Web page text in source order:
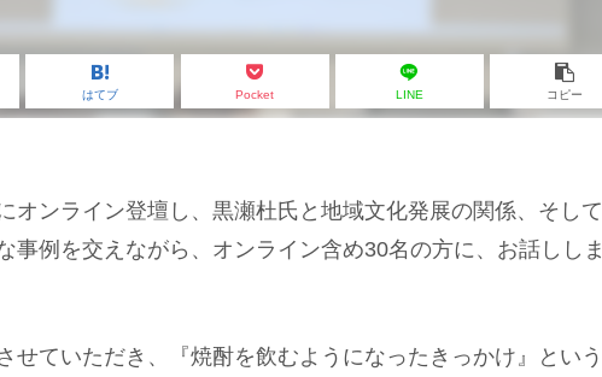
はてブ Pocket LINE コピー
オンライン登壇し、黒瀬杜氏と地域文化発展の関係、そして
事例を交えながら、オンライン含め30名の方に、お話ししま
せていただき、『焼酎を飲むようになったきっかけ』という